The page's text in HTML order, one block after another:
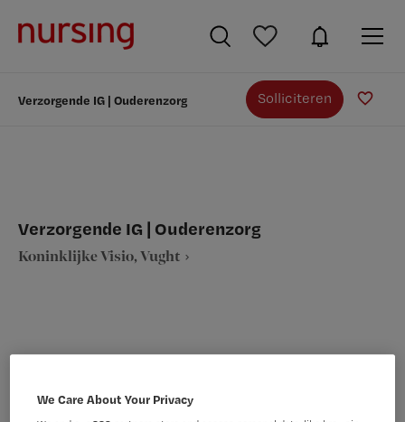
Verzorgende IG | Ouderenzorg Solliciteren
Verzorgende IG | Ouderenzorg
Koninklijke Visio, Vught
Verpleegkunde
We Care About Your Privacy